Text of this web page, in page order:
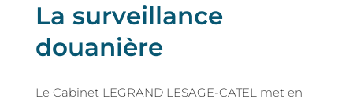
La surveillance
douanière
Le Cabinet LEGRAND LESAGE-CATEL met en